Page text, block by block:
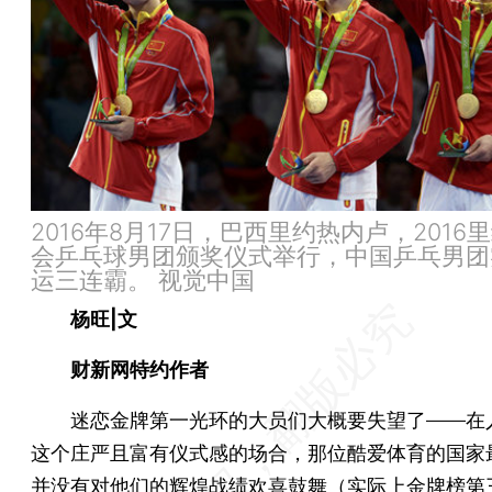
2016年8月17日，巴西里约热内卢，2016
会乒乓球男团颁奖仪式举行，中国乒乓男
运三连霸。 视觉中国
杨旺|文
财新网特约作者
迷恋金牌第一光环的大员们大概要失望了——在
这个庄严且富有仪式感的场合，那位酷爱体育的国家
并没有对他们的辉煌战绩欢喜鼓舞（实际上金牌榜第